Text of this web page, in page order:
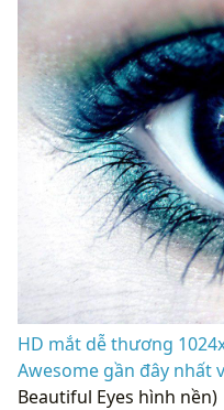
HD mắt dễ thương
Awesome gần đây nhất
Beautiful Eyes hình nền)